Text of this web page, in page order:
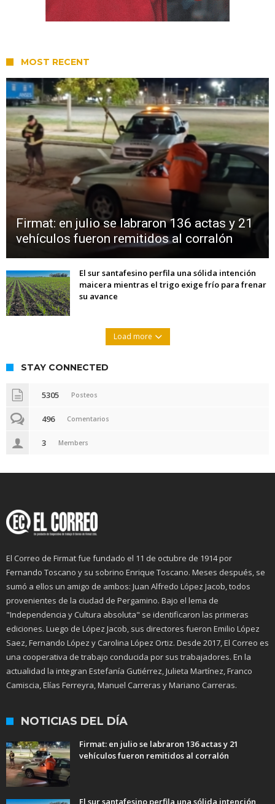
MOST RECENT
Firmat: en julio se labraron 136 actas y 21
vehículos fueron remitidos al corralón
El sur santafesino perfila una sólida intención
maicera mientras el trigo exige frío para frenar
su avance
Load more
STAY CONNECTED
5305 Posteos
496 Comentarios
3 Members
El Correo de Firmat fue fundado el 11 de octubre de 1914 por
Fernando Toscano y su sobrino Enrique Toscano. Meses después, se
sumó a ellos un amigo de ambos: Juan Alfredo López Jacob, todos
provenientes de la ciudad de Pergamino. Bajo el lema de
"Independencia y Cultura absoluta" se identificaron las primeras
ediciones. Luego de López Jacob, sus directores fueron Emilio López
Saez, Fernando López y Carolina López Ortiz. Desde 2017, El Correo es
una cooperativa de trabajo conducida por sus trabajadores. En la
actualidad la integran Estefanía Gutiérrez, Julieta Martínez, Franco
Camiscia, Elías Ferreyra, Manuel Carreras y Mariano Carreras.
NOTICIAS DEL DÍA
Firmat: en julio se labraron 136 actas y 21
vehículos fueron remitidos al corralón